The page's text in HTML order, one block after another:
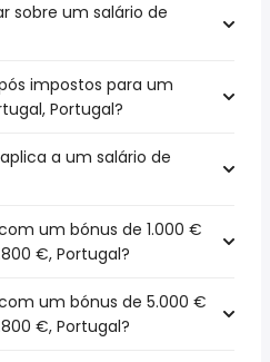
sobre um salário de
impostos para um
Portugal?
a um salário de
um bónus de 1.000 €
€, Portugal?
um bónus de 5.000 €
€, Portugal?